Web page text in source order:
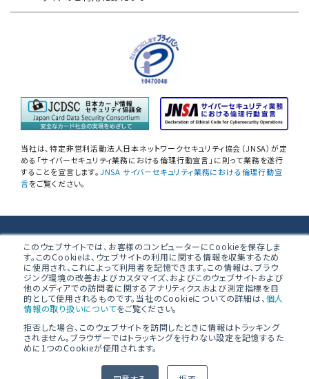
このウェブサイトでは、お客様のコンピューターにCookieを保存しま
す。このCookieは、ウェブサイトの利用に関する情報を収集するため
に使用され、これによって利用者を記憶できます。この情報は、ブラウ
ジング環境の改善およびカスタマイズ、およびこのウェブサイトおよび
他のメディアでの訪問者に関するアナリティクスおよび測定指標を目
的として使用されるものです。当社のCookieについての詳細は、 個人
情報の取り扱いについてをご覧ください。
拒否した場合、このウェブサイトを訪問したときに情報はトラッキング
されません。ブラウザーではトラッキングを行わない設定を記憶するた
めに1つのCookieが使用されます。
自己問診型 個人情報に関わる
情報セキュリティアセスメント
情報セキュリティ
自己点検アンケートサービス
NIST SP800-171 サプライチェーン
情報セキュリティアセスメント
データベース設定評価
無線LAN調査
「防衛産業サイバーセキュリティ基準」
準拠支援
PCI 準拠支援／オンサイト評価
PCI DSS準拠支援ソリューション
サイバープロテクション（CP）
当社は、特定非営利活動法人日本ネットワークセキュリティ協会（JNSA）が定
める「サイバーセキュリティ業務における倫理行動宣言」に則って業務を遂行
することを宣言します。JNSA サイバーセキュリティ業務における倫理行動宣
言をご覧ください。
株式会社ブロードバンドセキュリティ
〒160-0023 東京都新宿区西新宿8-5-1 野村不動産西新宿共同ビ
ル 4F
© BroadBand Security, Inc.